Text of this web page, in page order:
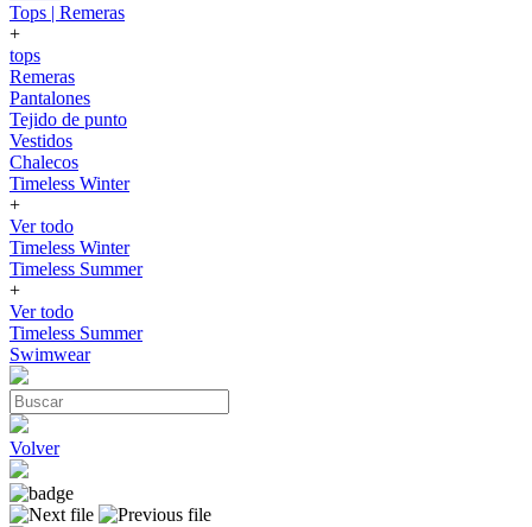
Tops | Remeras
+
tops
Remeras
Pantalones
Tejido de punto
Vestidos
Chalecos
Timeless Winter
+
Ver todo
Timeless Winter
Timeless Summer
+
Ver todo
Timeless Summer
Swimwear
Volver